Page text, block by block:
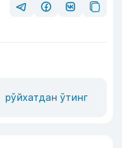
рўйхатдан ўтинг